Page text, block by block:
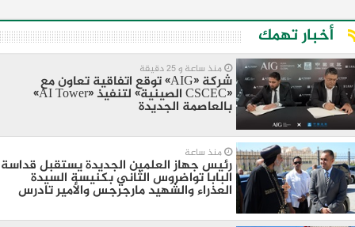
أخبار تهمك
منذ ساعة و 25 دقيقة
شركة «AIG» توقع اتفاقية تعاون مع
«CSCEC الصينية» لتنفيذ «AI Tower»
بالعاصمة الجديدة
منذ ساعة
رئيس جهاز العلمين الجديدة يستقبل قداسة
البابا تواضروس الثاني بكنيسة السيدة
العذراء والشهيد مارجرجس والأمير تادرس